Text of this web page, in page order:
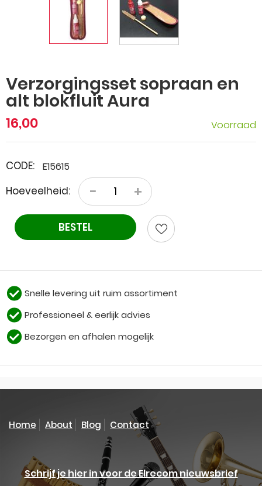
Verzorgingsset sopraan en
alt blokfluit Aura
16,00 Voorraad
CODE: E15615
Hoeveelheid: +
−
BESTEL
Snelle levering uit ruim assortiment
Professioneel & eerlijk advies
Bezorgen en afhalen mogelijk
Home About Blog Contact
Schrijf je hier in voor de Elrecom nieuwsbrief